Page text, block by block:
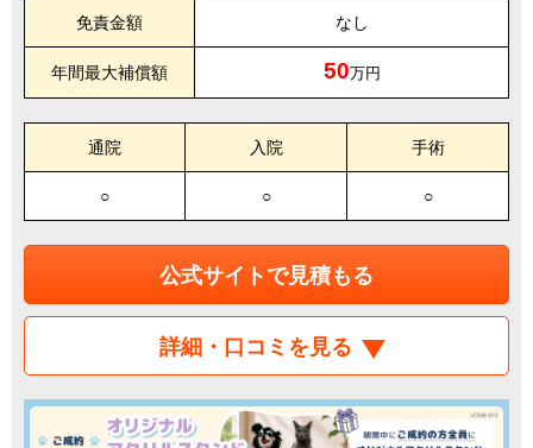
免責金額 なし
年間最大補償額 50万円
通院 入院 手術
○ ○ ○
公式サイトで見積もる
詳細・口コミを見る